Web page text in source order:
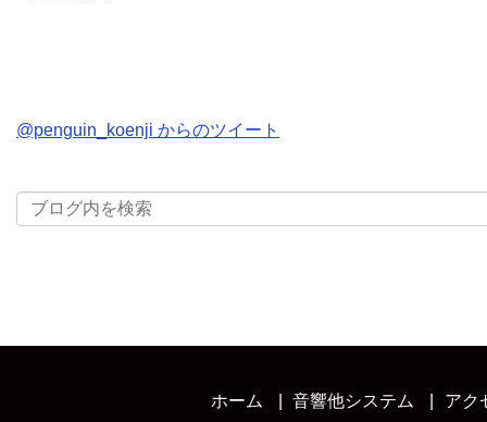
@penguin_koenji からのツイート
ホーム 音響他システム アク